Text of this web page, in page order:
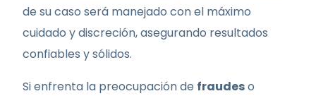
de su caso será manejado con el máximo
cuidado y discreción, asegurando resultados
confiables y sólidos.
Si enfrenta la preocupación de fraudeso